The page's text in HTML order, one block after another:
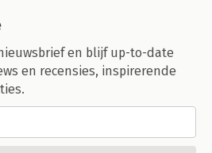
en blijf up-to-date
en recensies, inspirerende